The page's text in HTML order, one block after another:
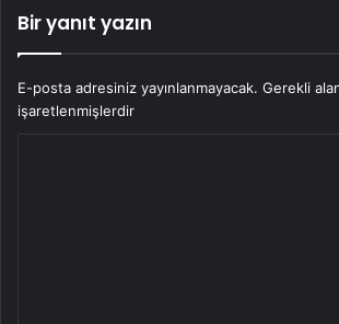
Bir yanıt yazın
E-posta adresiniz yayınlanmayacak. Gerekli
işaretlenmişlerdir